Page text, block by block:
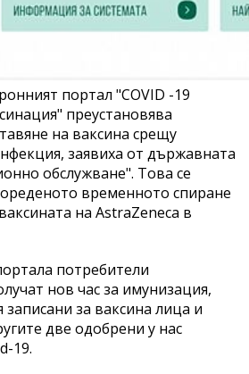
портал "COVID -19
преустановява
на ваксина срещу
заявиха от държавната
обслужване". Това се
временното спиране
на AstraZeneca в
потребители
нов час за имунизация,
записани за ваксина лица и
две одобрени у нас
19.